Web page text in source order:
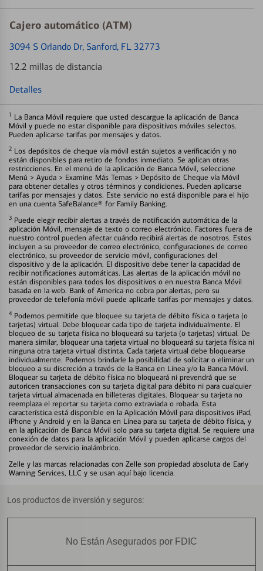
Cajero automático (ATM)
3094 S Orlando Dr, Sanford, FL 32773
12.2 millas de distancia
Detalles
1 La Banca Móvil requiere que usted descargue la aplicación de Banca
Móvil y puede no estar disponible para dispositivos móviles selectos.
Pueden aplicarse tarifas por mensajes y datos.
2 Los depósitos de cheque vía móvil están sujetos a verificación y no
están disponibles para retiro de fondos inmediato. Se aplican otras
restricciones. En el menú de la aplicación de Banca Móvil, seleccione
Menú > Ayuda > Examine Más Temas > Depósito de Cheque vía Móvil
para obtener detalles y otros términos y condiciones. Pueden aplicarse
tarifas por mensajes y datos. Este servicio no está disponible para el hijo
en una cuenta SafeBalance® for Family Banking.
3 Puede elegir recibir alertas a través de notificación automática de la
aplicación Móvil, mensaje de texto o correo electrónico. Factores fuera de
nuestro control pueden afectar cuándo recibirá alertas de nosotros. Estos
incluyen a su proveedor de correo electrónico, configuraciones de correo
electrónico, su proveedor de servicio móvil, configuraciones del
dispositivo y de la aplicación. El dispositivo debe tener la capacidad de
recibir notificaciones automáticas. Las alertas de la aplicación móvil no
están disponibles para todos los dispositivos o en nuestra Banca Móvil
basada en la web. Bank of America no cobra por alertas, pero su
proveedor de telefonía móvil puede aplicarle tarifas por mensajes y datos.
4 Podemos permitirle que bloquee su tarjeta de débito física o tarjeta (o
tarjetas) virtual. Debe bloquear cada tipo de tarjeta individualmente. El
bloqueo de su tarjeta física no bloqueará su tarjeta (o tarjetas) virtual. De
manera similar, bloquear una tarjeta virtual no bloqueará su tarjeta física ni
ninguna otra tarjeta virtual distinta. Cada tarjeta virtual debe bloquearse
individualmente. Podemos brindarle la posibilidad de solicitar o eliminar un
bloqueo a su discreción a través de la Banca en Línea y/o la Banca Móvil.
Bloquear su tarjeta de débito física no bloqueará ni prevendrá que se
autoricen transacciones con su tarjeta digital para débito ni para cualquier
tarjeta virtual almacenada en billeteras digitales. Bloquear su tarjeta no
reemplaza el reportar su tarjeta como extraviada o robada. Esta
característica está disponible en la Aplicación Móvil para dispositivos iPad,
iPhone y Android y en la Banca en Línea para su tarjeta de débito física, y
en la aplicación de Banca Móvil solo para su tarjeta digital. Se requiere una
conexión de datos para la aplicación Móvil y pueden aplicarse cargos del
proveedor de servicio inalámbrico.
Zelle y las marcas relacionadas con Zelle son propiedad absoluta de Early
Warning Services, LLC y se usan aquí bajo licencia.
Los productos de inversión y seguros:
No Están Asegurados por FDIC